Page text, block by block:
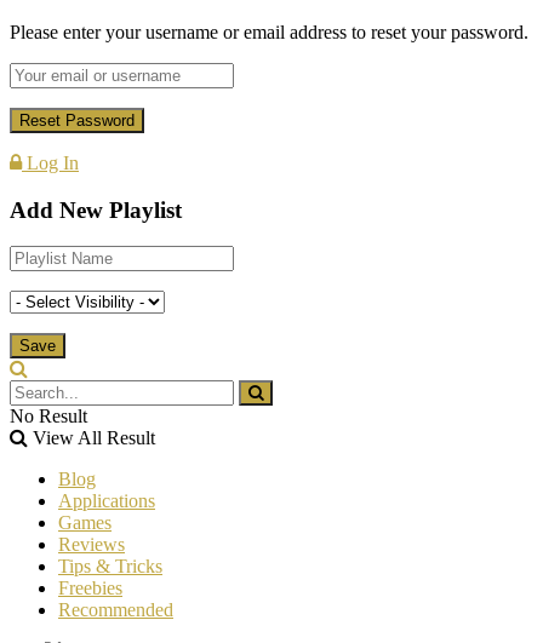
Please enter your username or email address to reset your password.
Log In
Add New Playlist
No Result
View All Result
Blog
Applications
Games
Reviews
Tips & Tricks
Freebies
Recommended